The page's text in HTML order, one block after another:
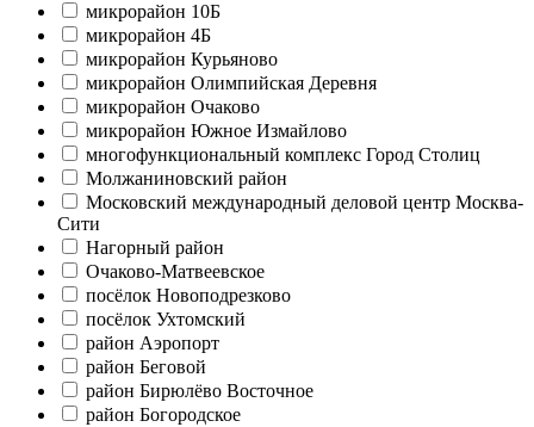
микрорайон 10Б
микрорайон 4Б
микрорайон Курьяново
микрорайон Олимпийская Деревня
микрорайон Очаково
микрорайон Южное Измайлово
многофункциональный комплекс Город Столиц
Молжаниновский район
Московский международный деловой центр Москва-
Сити
Нагорный район
Очаково-Матвеевское
посёлок Новоподрезково
посёлок Ухтомский
район Аэропорт
район Беговой
район Бирюлёво Восточное
район Богородское